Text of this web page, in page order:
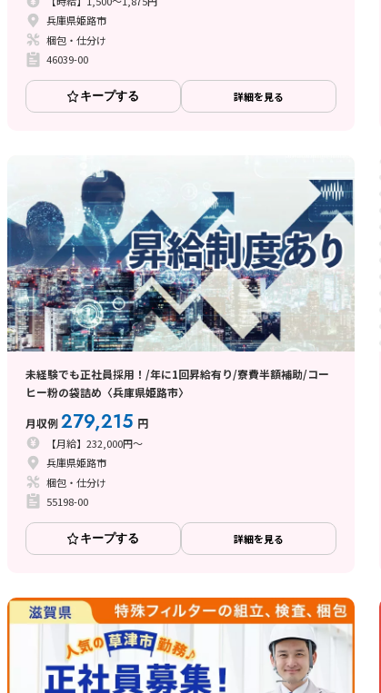
兵庫県姫路市
梱包・仕分け
46039-00
キープする 詳細を見る
未経験でも正社員採用！/年に1回昇給有り/寮費半額補助/コー
ヒー粉の袋詰め〈兵庫県姫路市〉
月収例279,215 円
【月給】232,000円～
兵庫県姫路市
梱包・仕分け
55198-00
キープする 詳細を見る